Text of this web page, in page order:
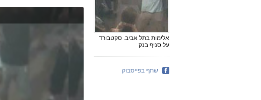
אלימות בתל אביב. סקטבורד
על סניף בנק
שתף בפייסבוק